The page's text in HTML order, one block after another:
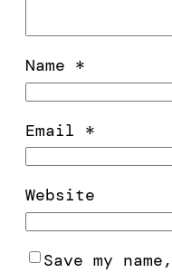
Name *
Email *
Website
Save my